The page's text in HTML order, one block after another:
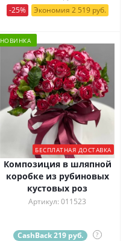
-25%
Экономия 2 519 руб.
НОВИНКА
БЕСПЛАТНАЯ ДОСТАВКА
Композиция в шляпной
коробке из рубиновых
кустовых роз
Артикул: 011523
CashBack 219 руб. ?